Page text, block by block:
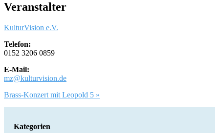
Veranstalter
KulturVision e.V.
Telefon:
0152 3206 0859
E-Mail:
mz@kulturvision.de
Artikel-
Navigation
Brass-Konzert mit Leopold 5 »
Kategorien